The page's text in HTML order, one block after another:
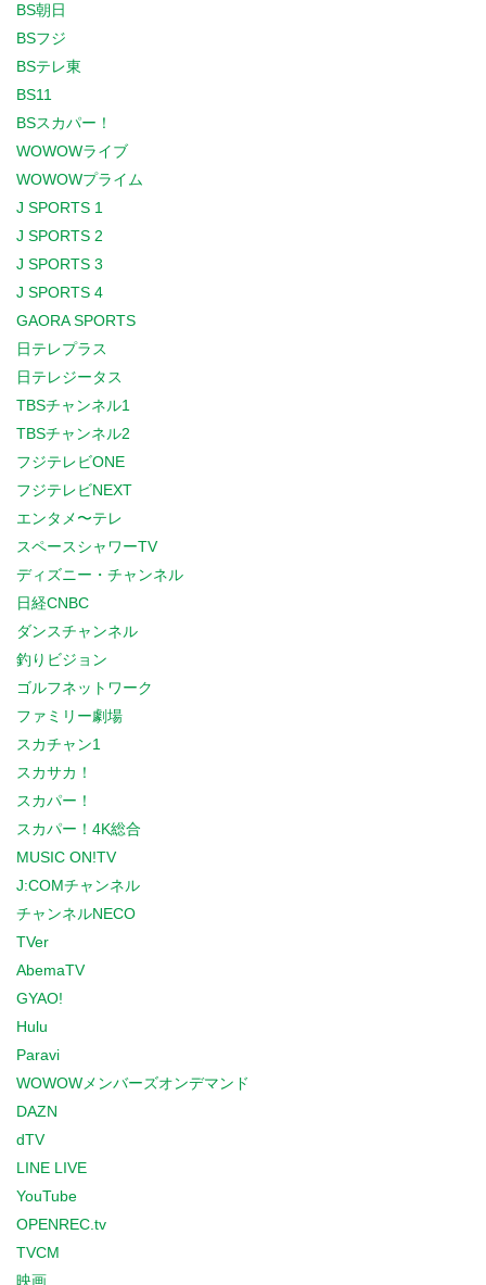
BS朝日
BSフジ
BSテレ東
BS11
BSスカパー！
WOWOWライブ
WOWOWプライム
J SPORTS 1
J SPORTS 2
J SPORTS 3
J SPORTS 4
GAORA SPORTS
日テレプラス
日テレジータス
TBSチャンネル1
TBSチャンネル2
フジテレビONE
フジテレビNEXT
エンタメ〜テレ
スペースシャワーTV
ディズニー・チャンネル
日経CNBC
ダンスチャンネル
釣りビジョン
ゴルフネットワーク
ファミリー劇場
スカチャン1
スカサカ！
スカパー！
スカパー！4K総合
MUSIC ON!TV
J:COMチャンネル
チャンネルNECO
TVer
AbemaTV
GYAO!
Hulu
Paravi
WOWOWメンバーズオンデマンド
DAZN
dTV
LINE LIVE
YouTube
OPENREC.tv
TVCM
映画